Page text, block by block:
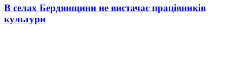
В селах Бердянщини не вистачає працівників
культури